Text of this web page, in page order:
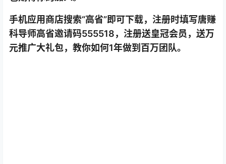
手机应用商店搜索“高省”即可下载，注册时填写唐赚
科导师高省邀请码555518，注册送皇冠会员，送万
元推广大礼包，教你如何1年做到百万团队。